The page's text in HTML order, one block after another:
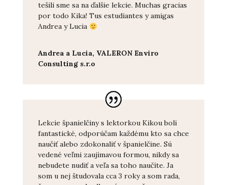
tešili sme sa na ďalšie lekcie. Muchas gracias
por todo Kika! Tus estudiantes y amigas
Andrea y Lucia
Andrea a Lucia, VALERON Enviro
Consulting s.r.o
Lekcie španielčiny s lektorkou Kikou boli
fantastické, odporúčam každému kto sa chce
naučiť alebo zdokonaliť v španielčine. Sú
vedené veľmi zaujímavou formou, nikdy sa
nebudete nudiť a veľa sa toho naučíte. Ja
som u nej študovala cca 3 roky a som rada,